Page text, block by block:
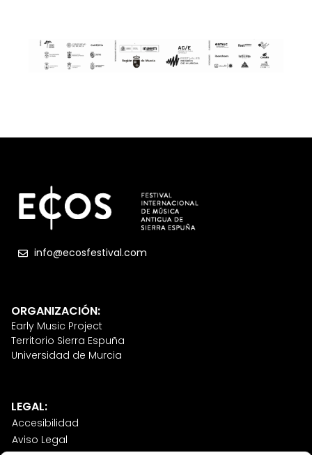
info@ecosfestival.com
ORGANIZACIÓN:
Early Music Project
Territorio Sierra Espuña
Universidad de Murcia
LEGAL:
Accesibilidad
Aviso Legal